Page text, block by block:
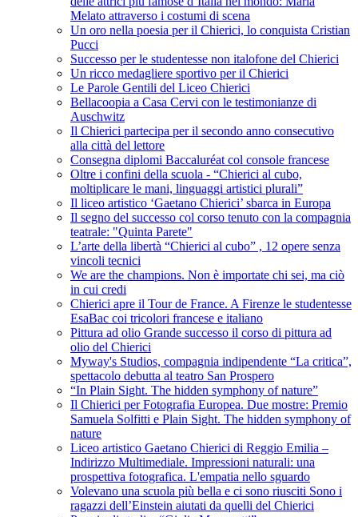
Melato attraverso i costumi di scena
Un oro nella poesia per il Chierici, lo conquista Cristian
Pucci
Successo per le studentesse non italofone del Chierici
Un ricco medagliere sportivo per il Chierici
Le Parole Gentili del Liceo Chierici
Bellacoopia a Casa Cervi con le testimonianze di
Auschwitz
Il Chierici partecipa per il secondo anno consecutivo
alla città del lettore
Consegna diplomi Baccaluréat col console francese
Oltre i confini della scuola - “Chierici al cubo,
moltiplicare le mani, linguaggi artistici plurali”
Il liceo artistico ‘Gaetano Chierici’ sbarca in Europa
Il segno del successo col corso tenuto con la compagnia
teatrale: "Quinta Parete"
L’arte della libertà “Chierici al cubo” , 12 opere senza
vincoli tecnici
We are the champions. Non è importate chi sei, ma ciò
in cui credi
Chierici apre il Tour de France. A Firenze le studentesse
EsaBac coi tricolori francese e italiano
Pittura ad olio Grande successo il corso di pittura ad
olio del Chierici
Myway's Studios, compagnia indipendente “La critica”,
spettacolo debutta al teatro San Prospero
“In Plain Sight. The hidden symphony of nature”
Il Chierici per Fotografia Europea. Due mostre: Premio
Samuela Solfitti e Plain Sight. The hidden symphony of
nature
Liceo artistico Gaetano Chierici di Reggio Emilia –
Indirizzo Multimediale. Impressioni naturali: una
prospettiva fotografica. L'empatia nello sguardo
Volevano una scuola più bella e ci sono riusciti Sono i
ragazzi dell’Einstein aiutati da quelli del Chierici